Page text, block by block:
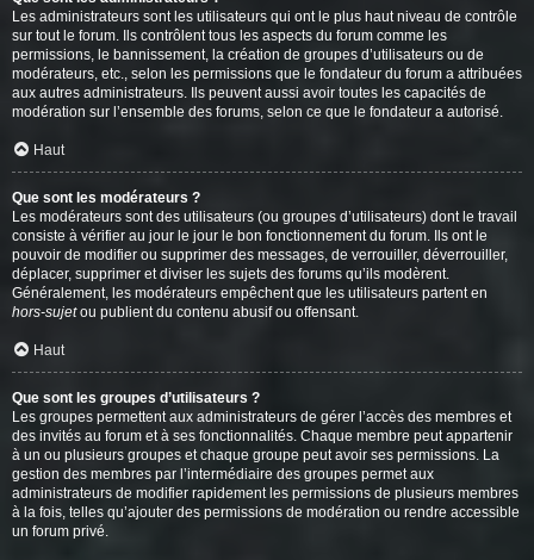
Les administrateurs sont les utilisateurs qui ont le plus haut niveau de contrôle
sur tout le forum. Ils contrôlent tous les aspects du forum comme les
permissions, le bannissement, la création de groupes d’utilisateurs ou de
modérateurs, etc., selon les permissions que le fondateur du forum a attribuées
aux autres administrateurs. Ils peuvent aussi avoir toutes les capacités de
modération sur l’ensemble des forums, selon ce que le fondateur a autorisé.
Haut
Que sont les modérateurs ?
Les modérateurs sont des utilisateurs (ou groupes d’utilisateurs) dont le travail
consiste à vérifier au jour le jour le bon fonctionnement du forum. Ils ont le
pouvoir de modifier ou supprimer des messages, de verrouiller, déverrouiller,
déplacer, supprimer et diviser les sujets des forums qu’ils modèrent.
Généralement, les modérateurs empêchent que les utilisateurs partent en
hors-sujetou publient du contenu abusif ou offensant.
Haut
Que sont les groupes d’utilisateurs ?
Les groupes permettent aux administrateurs de gérer l’accès des membres et
des invités au forum et à ses fonctionnalités. Chaque membre peut appartenir
à un ou plusieurs groupes et chaque groupe peut avoir ses permissions. La
gestion des membres par l’intermédiaire des groupes permet aux
administrateurs de modifier rapidement les permissions de plusieurs membres
à la fois, telles qu’ajouter des permissions de modération ou rendre accessible
un forum privé.